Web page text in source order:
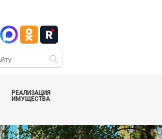
РЕАЛИЗАЦИЯ
ИМУЩЕСТВА